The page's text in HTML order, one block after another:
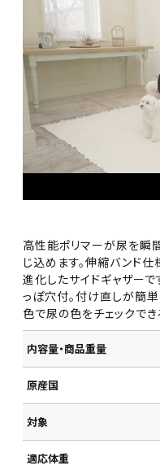
高性能ポリマーが尿を瞬
じ込めます。伸縮バンド
進化したサイドギャザー
っぽ穴付。付け直しが簡
色で尿の色をチェックでき
内容量・商品重量
原産国
対象
適応体重